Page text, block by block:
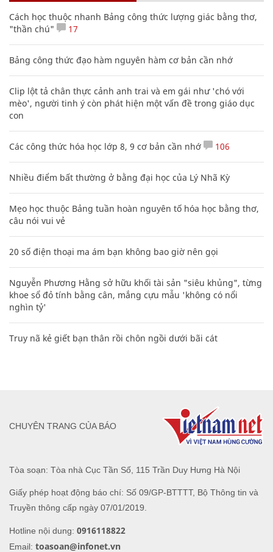
Cách học thuộc nhanh Bảng công thức lượng giác bằng thơ,
"thần chú"
17
Bảng công thức đạo hàm nguyên hàm cơ bản cần nhớ
Clip lột tả chân thực cảnh anh trai và em gái như 'chó với
mèo', người tinh ý còn phát hiện một vấn đề trong giáo dục
con
Các công thức hóa học lớp 8, 9 cơ bản cần nhớ 106
Nhiều điểm bất thường ở bằng đại học của Lý Nhã Kỳ
Mẹo học thuộc Bảng tuần hoàn nguyên tố hóa học bằng thơ,
câu nói vui vẻ
20 số điện thoại ma ám bạn không bao giờ nên gọi
Nguyễn Phương Hằng sở hữu khối tài sản "siêu khủng", từng
khoe sổ đỏ tính bằng cân, mắng cựu mẫu 'không có nổi
nghìn tỷ'
Truy nã kẻ giết bạn thân rồi chôn ngồi dưới bãi cát
Tòa soạn: Tòa nhà Cục Tần Số, 115 Trần Duy Hưng Hà Nội
Giấy phép hoạt động báo chí: Số 09/GP-BTTTT, Bộ Thông tin và
Truyền thông cấp ngày 07/01/2019.
Hotline nội dung: 0916118822
Email: toasoan@infonet.vn
CHUYÊN TRANG CỦA BÁO